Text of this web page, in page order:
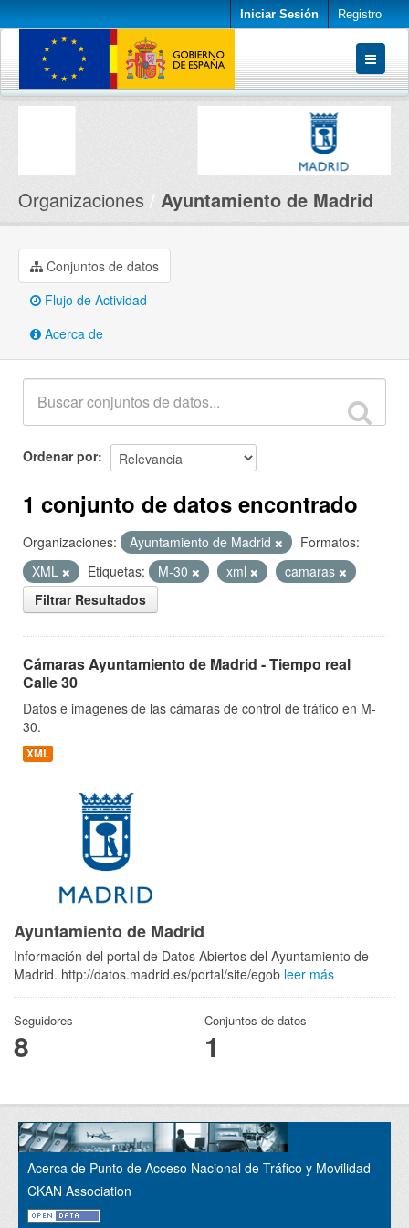
Iniciar Sesión Registro
Conjuntos de datos
Organizaciones Ayuntamiento de Madrid
Conjuntos de datos
Flujo de Actividad
Acerca de
Ordenar por
1 conjunto de datos encontrado
Organizaciones: Ayuntamiento de Madrid
Formatos:
XML
Etiquetas: M-30 xml
camaras
Filtrar Resultados
Cámaras Ayuntamiento de Madrid - Tiempo real
Calle 30
Datos e imágenes de las cámaras de control de tráfico en M-
30.
XML
Ayuntamiento de Madrid
Información del portal de Datos Abiertos del Ayuntamiento de
Madrid. http://datos.madrid.es/portal/site/egob leer más
Seguidores
8
Conjuntos de datos
1
Acerca de Punto de Acceso Nacional de Tráfico y Movilidad
CKAN Association